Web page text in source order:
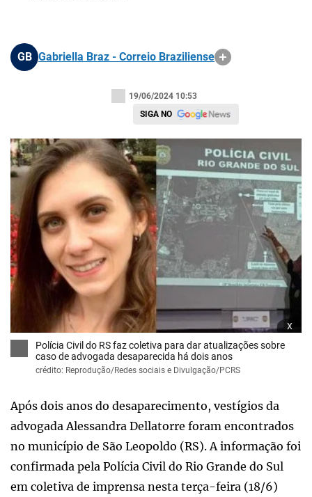
GB Gabriella Braz - Correio Braziliense
19/06/2024 10:53
SIGA NO
x
Polícia Civil do RS faz coletiva para dar atualizações sobre
caso de advogada desaparecida há dois anos
crédito: Reprodução/Redes sociais e Divulgação/PCRS
Após dois anos do desaparecimento, vestígios da
advogada Alessandra Dellatorre foram encontrados
no município de São Leopoldo (RS). A informação foi
confirmada pela Polícia Civil do Rio Grande do Sul
em coletiva de imprensa nesta terça-feira (18/6)